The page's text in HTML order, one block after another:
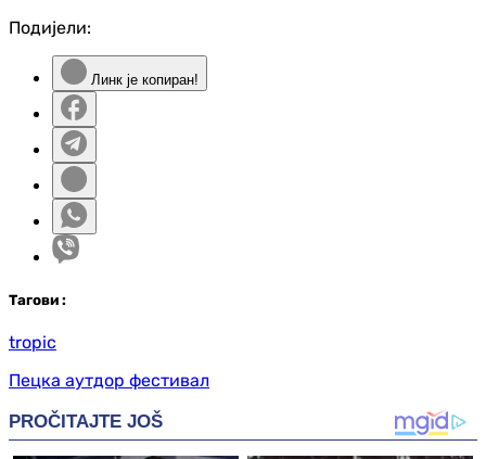
Подијели:
Линк је копиран!
Тагови :
tropic
Пецка аутдор фестивал